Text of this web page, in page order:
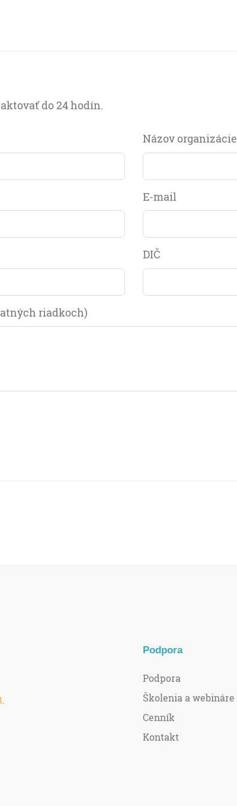
do 24 hodín.
Názov organizácie
E-mail
DIČ
riadkoch)
.
Podpora
Podpora
Školenia a webináre
Cenník
Kontakt